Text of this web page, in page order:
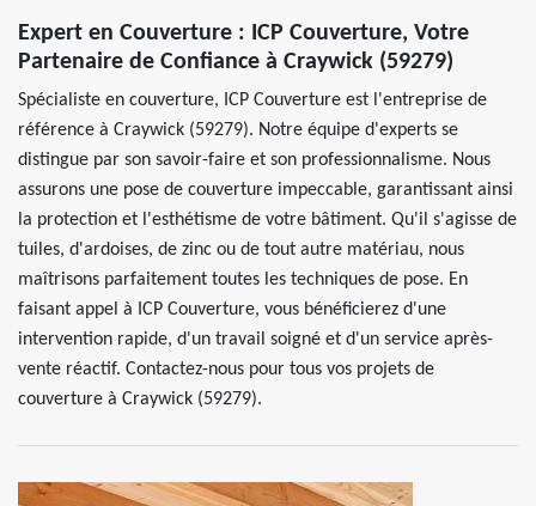
Expert en Couverture : ICP Couverture, Votre
Partenaire de Confiance à Craywick (59279)
Spécialiste en couverture, ICP Couverture est l'entreprise de
référence à Craywick (59279). Notre équipe d'experts se
distingue par son savoir-faire et son professionnalisme. Nous
assurons une pose de couverture impeccable, garantissant ainsi
la protection et l'esthétisme de votre bâtiment. Qu'il s'agisse de
tuiles, d'ardoises, de zinc ou de tout autre matériau, nous
maîtrisons parfaitement toutes les techniques de pose. En
faisant appel à ICP Couverture, vous bénéficierez d'une
intervention rapide, d'un travail soigné et d'un service après-
vente réactif. Contactez-nous pour tous vos projets de
couverture à Craywick (59279).